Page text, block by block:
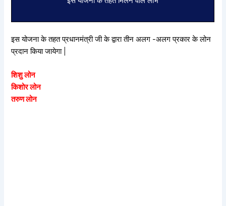
इस योजना के तहत प्रधानमंत्री जी के द्वारा तीन अलग -अलग प्रकार के लोन
प्रदान किया जायेगा |
शिशु लोन
किशोर लोन
तरुण लोन